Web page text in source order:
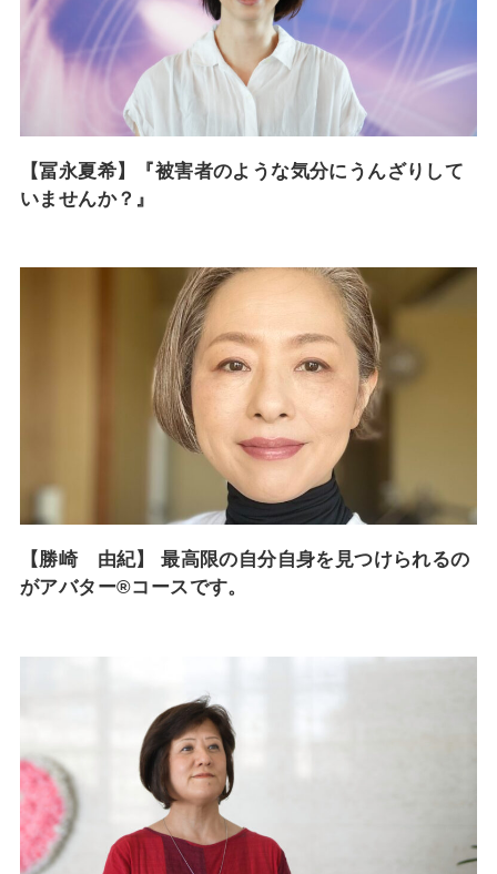
【冨永夏希】『被害者のような気分にうんざりして
いませんか？』
【勝崎 由紀】 最高限の自分自身を見つけられるの
がアバター®︎コースです。